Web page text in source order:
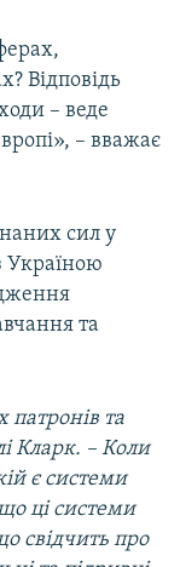
Відповідь
– веде
– вважає
сил у
Україною
та
та
Кларк. – Коли
є системи
ці системи
свідчить про